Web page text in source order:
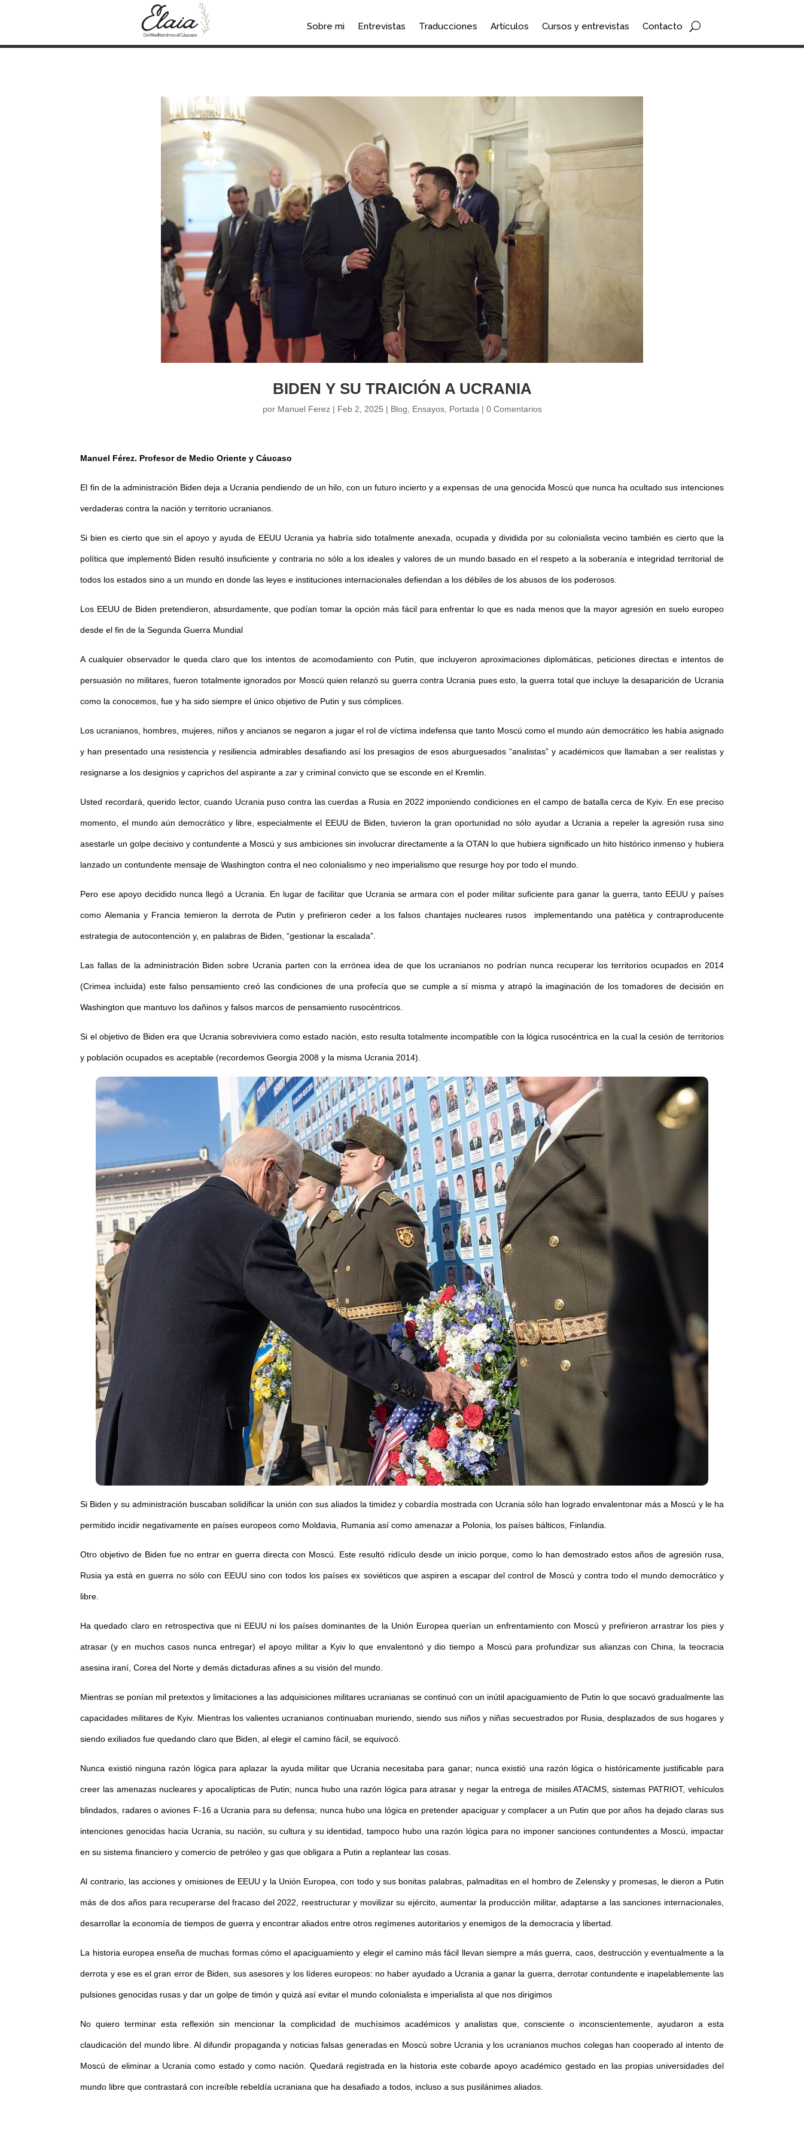
Sobre mi Entrevistas Traducciones Artículos Cursos y entrevistas Contacto
BIDEN Y SU TRAICIÓN A UCRANIA
por Manuel Ferez| Feb 2, 2025 | Blog Ensayos, Portada | 0 Comentarios
Manuel Férez. Profesor de Medio Oriente y Cáucaso
El fin de la administración Biden deja a Ucrania pendiendo de un hilo, con un futuro incierto y a expensas de una genocida Moscú que nunca ha ocultado sus intenciones
verdaderas contra la nación y territorio ucranianos.
Si bien es cierto que sin el apoyo y ayuda de EEUU Ucrania ya habría sido totalmente anexada, ocupada y dividida por su colonialista vecino también es cierto que la
política que implementó Biden resultó insuficiente y contraria no sólo a los ideales y valores de un mundo basado en el respeto a la soberanía e integridad territorial de
todos los estados sino a un mundo en donde las leyes e instituciones internacionales defiendan a los débiles de los abusos de los poderosos.
Los EEUU de Biden pretendieron, absurdamente, que podían tomar la opción más fácil para enfrentar lo que es nada menos que la mayor agresión en suelo europeo
desde el fin de la Segunda Guerra Mundial
A cualquier observador le queda claro que los intentos de acomodamiento con Putin, que incluyeron aproximaciones diplomáticas, peticiones directas e intentos de
persuasión no militares, fueron totalmente ignorados por Moscú quien relanzó su guerra contra Ucrania pues esto, la guerra total que incluye la desaparición de Ucrania
como la conocemos, fue y ha sido siempre el único objetivo de Putin y sus cómplices.
Los ucranianos, hombres, mujeres, niños y ancianos se negaron a jugar el rol de víctima indefensa que tanto Moscú como el mundo aún democrático les había asignado
y han presentado una resistencia y resiliencia admirables desafiando así los presagios de esos aburguesados “analistas” y académicos que llamaban a ser realistas y
resignarse a los designios y caprichos del aspirante a zar y criminal convicto que se esconde en el Kremlin.
Usted recordará, querido lector, cuando Ucrania puso contra las cuerdas a Rusia en 2022 imponiendo condiciones en el campo de batalla cerca de Kyiv. En ese preciso
momento, el mundo aún democrático y libre, especialmente el EEUU de Biden, tuvieron la gran oportunidad no sólo ayudar a Ucrania a repeler la agresión rusa sino
asestarle un golpe decisivo y contundente a Moscú y sus ambiciones sin involucrar directamente a la OTAN lo que hubiera significado un hito histórico inmenso y hubiera
lanzado un contundente mensaje de Washington contra el neo colonialismo y neo imperialismo que resurge hoy por todo el mundo.
Pero ese apoyo decidido nunca llegó a Ucrania. En lugar de facilitar que Ucrania se armara con el poder militar suficiente para ganar la guerra, tanto EEUU y países
como Alemania y Francia temieron la derrota de Putin y prefirieron ceder a los falsos chantajes nucleares rusos implementando una patética y contraproducente
estrategia de autocontención y, en palabras de Biden, “gestionar la escalada”.
Las fallas de la administración Biden sobre Ucrania parten con la errónea idea de que los ucranianos no podrían nunca recuperar los territorios ocupados en 2014
(Crimea incluida) este falso pensamiento creó las condiciones de una profecía que se cumple a sí misma y atrapó la imaginación de los tomadores de decisión en
Washington que mantuvo los dañinos y falsos marcos de pensamiento rusocéntricos.
Si el objetivo de Biden era que Ucrania sobreviviera como estado nación, esto resulta totalmente incompatible con la lógica rusocéntrica en la cual la cesión de territorios
y población ocupados es aceptable (recordemos Georgia 2008 y la misma Ucrania 2014).
Si Biden y su administración buscaban solidificar la unión con sus aliados la timidez y cobardía mostrada con Ucrania sólo han logrado envalentonar más a Moscú y le ha
permitido incidir negativamente en países europeos como Moldavia, Rumania así como amenazar a Polonia, los países bálticos, Finlandia.
Otro objetivo de Biden fue no entrar en guerra directa con Moscú. Este resultó ridículo desde un inicio porque, como lo han demostrado estos años de agresión rusa,
Rusia ya está en guerra no sólo con EEUU sino con todos los países ex soviéticos que aspiren a escapar del control de Moscú y contra todo el mundo democrático y
libre.
Ha quedado claro en retrospectiva que ni EEUU ni los países dominantes de la Unión Europea querían un enfrentamiento con Moscú y prefirieron arrastrar los pies y
atrasar (y en muchos casos nunca entregar) el apoyo militar a Kyiv lo que envalentonó y dio tiempo a Moscú para profundizar sus alianzas con China, la teocracia
asesina iraní, Corea del Norte y demás dictaduras afines a su visión del mundo.
Mientras se ponían mil pretextos y limitaciones a las adquisiciones militares ucranianas se continuó con un inútil apaciguamiento de Putin lo que socavó gradualmente las
capacidades militares de Kyiv. Mientras los valientes ucranianos continuaban muriendo, siendo sus niños y niñas secuestrados por Rusia, desplazados de sus hogares y
siendo exiliados fue quedando claro que Biden, al elegir el camino fácil, se equivocó.
Nunca existió ninguna razón lógica para aplazar la ayuda militar que Ucrania necesitaba para ganar; nunca existió una razón lógica o históricamente justificable para
creer las amenazas nucleares y apocalípticas de Putin; nunca hubo una razón lógica para atrasar y negar la entrega de misiles ATACMS, sistemas PATRIOT, vehículos
blindados, radares o aviones F-16 a Ucrania para su defensa; nunca hubo una lógica en pretender apaciguar y complacer a un Putin que por años ha dejado claras sus
intenciones genocidas hacia Ucrania, su nación, su cultura y su identidad, tampoco hubo una razón lógica para no imponer sanciones contundentes a Moscú, impactar
en su sistema financiero y comercio de petróleo y gas que obligara a Putin a replantear las cosas.
Al contrario, las acciones y omisiones de EEUU y la Unión Europea, con todo y sus bonitas palabras, palmaditas en el hombro de Zelensky y promesas, le dieron a Putin
más de dos años para recuperarse del fracaso del 2022, reestructurar y movilizar su ejército, aumentar la producción militar, adaptarse a las sanciones internacionales,
desarrollar la economía de tiempos de guerra y encontrar aliados entre otros regímenes autoritarios y enemigos de la democracia y libertad.
La historia europea enseña de muchas formas cómo el apaciguamiento y elegir el camino más fácil llevan siempre a más guerra, caos, destrucción y eventualmente a la
derrota y ese es el gran error de Biden, sus asesores y los líderes europeos: no haber ayudado a Ucrania a ganar la guerra, derrotar contundente e inapelablemente las
pulsiones genocidas rusas y dar un golpe de timón y quizá así evitar el mundo colonialista e imperialista al que nos dirigimos
No quiero terminar esta reflexión sin mencionar la complicidad de muchísimos académicos y analistas que, consciente o inconscientemente, ayudaron a esta
claudicación del mundo libre. Al difundir propaganda y noticias falsas generadas en Moscú sobre Ucrania y los ucranianos muchos colegas han cooperado al intento de
Moscú de eliminar a Ucrania como estado y como nación. Quedará registrada en la historia este cobarde apoyo académico gestado en las propias universidades del
mundo libre que contrastará con increíble rebeldía ucraniana que ha desafiado a todos, incluso a sus pusilánimes aliados.